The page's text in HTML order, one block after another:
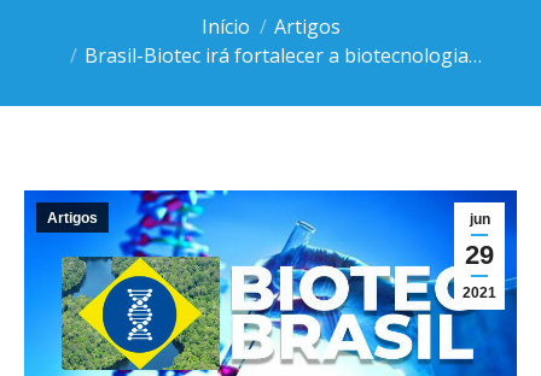
Início
Artigos
Brasil-Biotec irá fortalecer a biotecnologia…
jun
29
2021
Artigos